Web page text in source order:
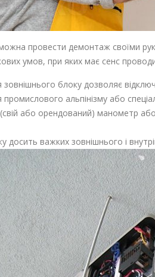
провести демонтаж своїми
умов, при яких має сенс
блоку дозволяє
альпінізму або
(свій або орендований) манометр
досить важких зовнішнього і